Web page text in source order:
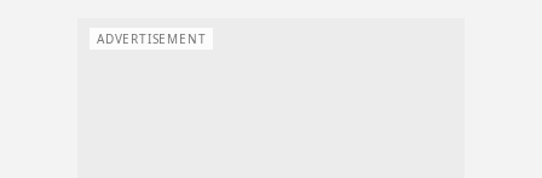
ADVERTISEMENT